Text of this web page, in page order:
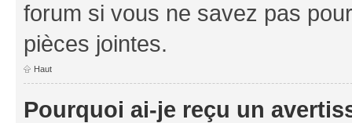
forum si vous ne savez pas
pièces jointes.
Haut
Pourquoi ai-je reçu un